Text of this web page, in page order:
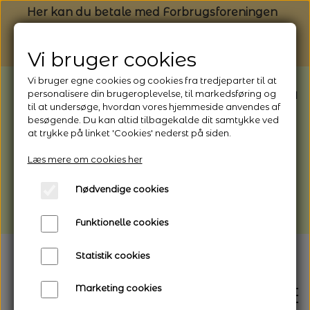
Her kan du betale med Forbrugsforeningen
BEMÆRK: Butikken har ferielukket* fra
1/8 - 9/8 - 2026
*Webshoppen er åben og sender hele
afhentning
Vi gør opmærksom på, at der kan være lidt
længere leveringstid
Vi bruger cookies
Vi bruger egne cookies og cookies fra tredjeparter til at
personalisere din brugeroplevelse, til markedsføring og
til at undersøge, hvordan vores hjemmeside anvendes af
besøgende. Du kan altid tilbagekalde dit samtykke ved
at trykke på linket 'Cookies' nederst på siden.
Læs mere om cookies her
Nødvendige cookies
Funktionelle cookies
Statistik cookies
Marketing cookies